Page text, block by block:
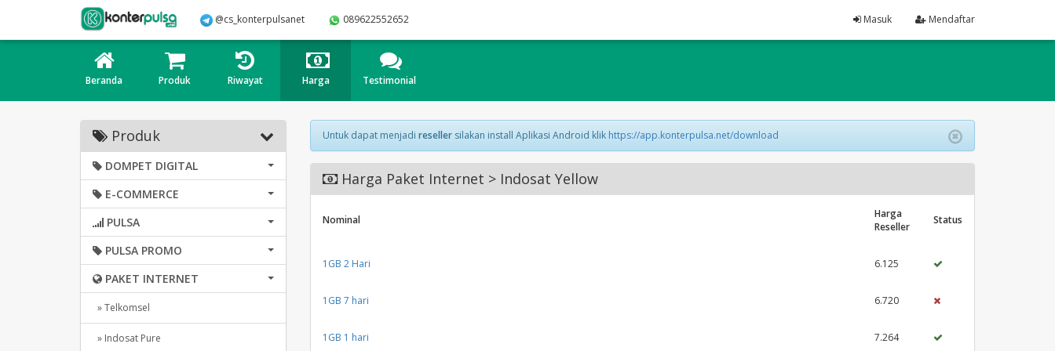
@cs_konterpulsanet 089622552652 Masuk Mendaftar
Beranda Produk Riwayat Harga Testimonial
Produk
DOMPET DIGITAL
E-COMMERCE
PULSA
PULSA PROMO
PAKET INTERNET
» Telkomsel
» Indosat Pure
Untuk dapat menjadi resellersilakan install Aplikasi Android klik https://app.konterpulsa.net/download
Harga Paket Internet > Indosat Yellow
Nominal
Harga
Reseller
Status
1GB 2 Hari 6.125
1GB 7 hari 6.720
1GB 1 hari 7.264